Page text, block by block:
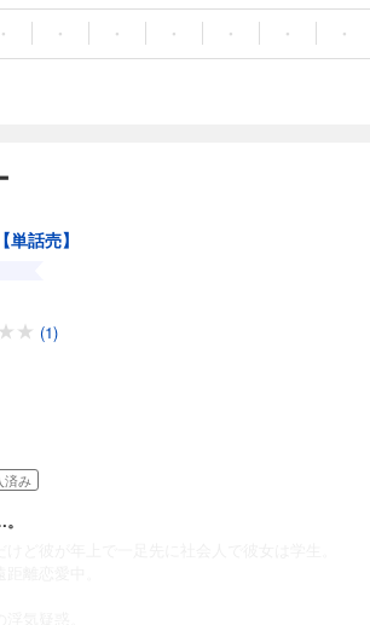
・ ・ ・ ・ ・ ・ ・
話売】
(1)
済み